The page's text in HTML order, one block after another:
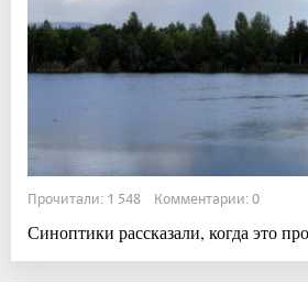
Прочитали: 1 548 Комментарии: 0
Синоптики рассказали, когда это